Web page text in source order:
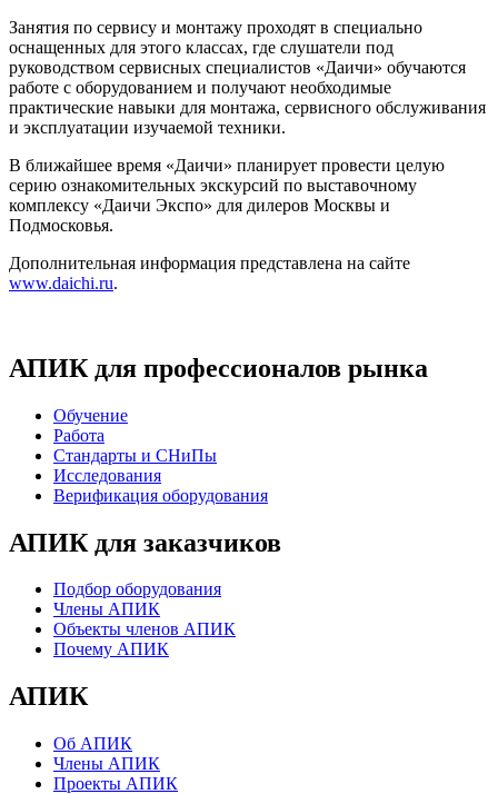
Занятия по сервису и монтажу проходят в специально
оснащенных для этого классах, где слушатели под
руководством сервисных специалистов «Даичи» обучаются
работе с оборудованием и получают необходимые
практические навыки для монтажа, сервисного обслуживания
и эксплуатации изучаемой техники.
В ближайшее время «Даичи» планирует провести целую
серию ознакомительных экскурсий по выставочному
комплексу «Даичи Экспо» для дилеров Москвы и
Подмосковья.
Дополнительная информация представлена на сайте
www.daichi.ru.
АПИК для профессионалов рынка
Обучение
Работа
Стандарты и СНиПы
Исследования
Верификация оборудования
АПИК для заказчиков
Подбор оборудования
Члены АПИК
Объекты членов АПИК
Почему АПИК
АПИК
Об АПИК
Члены АПИК
Проекты АПИК